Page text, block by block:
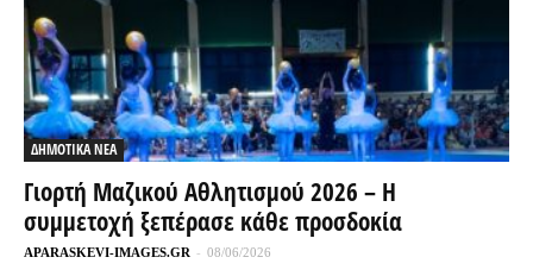
ΔΗΜΟΤΙΚΑ ΝΕΑ
Γιορτή Μαζικού Αθλητισμού 2026 – Η
συμμετοχή ξεπέρασε κάθε προσδοκία
APARASKEVI-IMAGES.GR - 08/06/2026